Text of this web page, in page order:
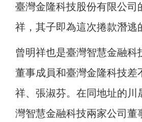
臺灣金隆科技股份有限公司
祥，其子即為這次捲款潛逃
曾明祥也是臺灣智慧金融科
董事成員和臺灣金隆科技差
祥、張淑芬。在同地址的川
灣智慧金融科技兩家公司董